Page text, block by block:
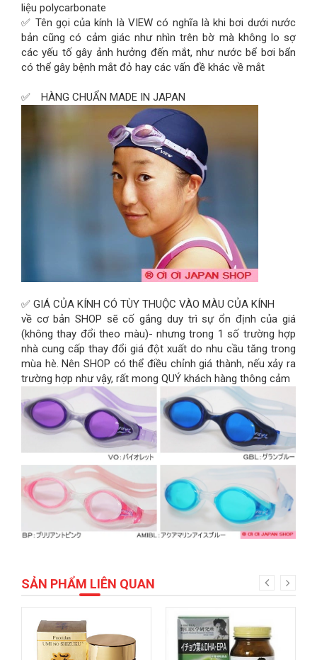
liệu polycarbonate
✅ Tên gọi của kính là VIEW có nghĩa là khi bơi dưới nước
bản cũng có cảm giác như nhìn trên bờ mà không lo sợ
các yếu tố gây ảnh hưởng đến mắt, như nước bể bơi bẩn
có thể gây bệnh mắt đỏ hay các vấn đề khác về mắt
✅ HÀNG CHUẨN MADE IN JAPAN
✅ GIÁ CỦA KÍNH CÓ TÙY THUỘC VÀO MÀU CỦA KÍNH
về cơ bản SHOP sẽ cố gắng duy trì sự ổn định của giá
(không thay đổi theo màu)- nhưng trong 1 số trường hợp
nhà cung cấp thay đổi giá đột xuất do nhu cầu tăng trong
mùa hè. Nên SHOP có thể điều chỉnh giá thành, nếu xảy ra
trường hợp như vậy, rất mong QUÝ khách hàng thông cảm
SẢN PHẨM LIÊN QUAN